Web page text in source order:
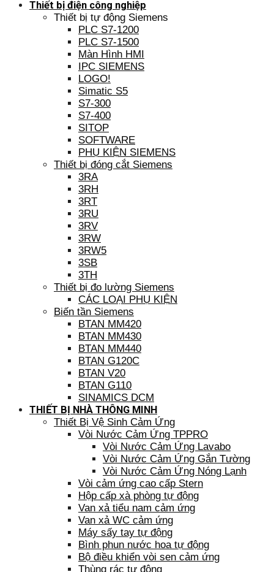
Thiết bị điện công nghiệp
Thiết bị tự động Siemens
PLC S7-1200
PLC S7-1500
Màn Hình HMI
IPC SIEMENS
LOGO!
Simatic S5
S7-300
S7-400
SITOP
SOFTWARE
PHỤ KIỆN SIEMENS
Thiết bị đóng cắt Siemens
3RA
3RH
3RT
3RU
3RV
3RW
3RW5
3SB
3TH
Thiết bị đo lường Siemens
CÁC LOẠI PHỤ KIỆN
Biến tần Siemens
BTAN MM420
BTAN MM430
BTAN MM440
BTAN G120C
BTAN V20
BTAN G110
SINAMICS DCM
THIẾT BỊ NHÀ THÔNG MINH
Thiết Bị Vệ Sinh Cảm Ứng
Vòi Nước Cảm Ứng TPPRO
Vòi Nước Cảm Ứng Lavabo
Vòi Nước Cảm Ứng Gắn Tường
Vòi Nước Cảm Ứng Nóng Lạnh
Vòi cảm ứng cao cấp Stern
Hộp cấp xà phòng tự động
Van xả tiểu nam cảm ứng
Van xả WC cảm ứng
Máy sấy tay tự động
Bình phun nước hoa tự động
Bộ điều khiển vòi sen cảm ứng
Thùng rác tự động